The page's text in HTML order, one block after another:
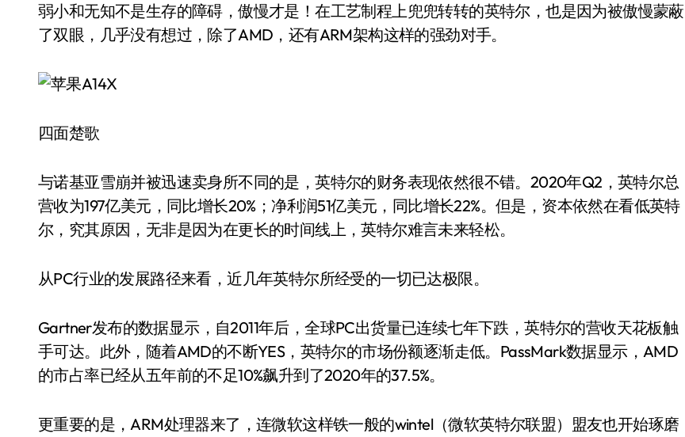
弱小和无知不是生存的障碍，傲慢才是！在工艺制程上兜兜转转的英特尔，也是因为被傲慢蒙蔽
了双眼，几乎没有想过，除了AMD，还有ARM架构这样的强劲对手。
四面楚歌
与诺基亚雪崩并被迅速卖身所不同的是，英特尔的财务表现依然很不错。2020年Q2，英特尔总
营收为197亿美元，同比增长20%；净利润51亿美元，同比增长22%。但是，资本依然在看低英特
尔，究其原因，无非是因为在更长的时间线上，英特尔难言未来轻松。
从PC行业的发展路径来看，近几年英特尔所经受的一切已达极限。
Gartner发布的数据显示，自2011年后，全球PC出货量已连续七年下跌，英特尔的营收天花板触
手可达。此外，随着AMD的不断YES，英特尔的市场份额逐渐走低。PassMark数据显示，AMD
的市占率已经从五年前的不足10%飙升到了2020年的37.5%。
更重要的是，ARM处理器来了，连微软这样铁一般的wintel（微软英特尔联盟）盟友也开始琢磨